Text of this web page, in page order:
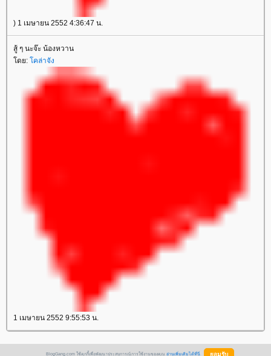
) 1 เมษายน 2552 4:36:47 น.
สู้ ๆ นะจ๊ะ น้องหวาน
ดย: คล่าจัง
1 เมษายน 2552 9:55:53 น.
BlogGang.com ใช้คุกกี้เพื่อพัฒนาประสบการณ์การใช้งานของคุณ อ่านเพิ่มเติมได้ที่นี่